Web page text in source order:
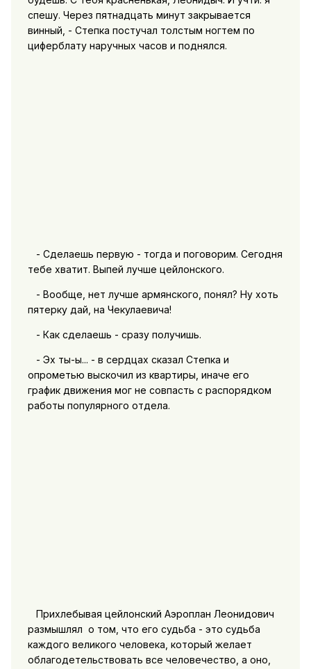
спешу. Через пятнадцать минут закрывается
винный, - Степка постучал толстым ногтем по
циферблату наручных часов и поднялся.
- Сделаешь первую - тогда и поговорим. Сегодня
тебе хватит. Выпей лучше цейлонского.
- Вообще, нет лучше армянского, понял? Ну хоть
пятерку дай, на Чекулаевича!
- Как сделаешь - сразу получишь.
- Эх ты-ы... - в сердцах сказал Степка и
опрометью выскочил из квартиры, иначе его
график движения мог не совпасть с распорядком
работы популярного отдела.
Прихлебывая цейлонский Аэроплан Леонидович
размышлял о том, что его судьба - это судьба
каждого великого человека, который желает
облагодетельствовать все человечество, а оно,